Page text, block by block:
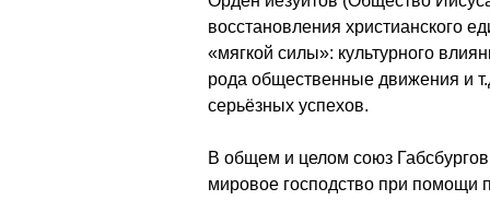
восстановления христианского
«мягкой силы»: культурного
рода общественные движения и
серьёзных успехов.
В общем и целом союз
мировое господство при помощи